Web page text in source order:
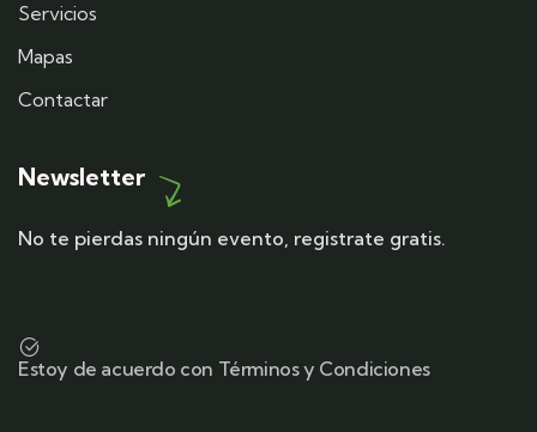
Servicios
Mapas
Contactar
Newsletter
No te pierdas ningún evento, registrate gratis.
Estoy de acuerdo con Términos y Condiciones